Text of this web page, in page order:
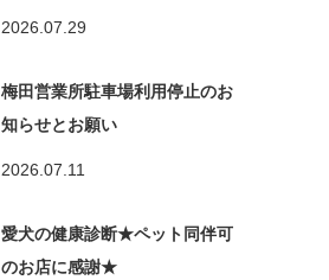
2026.07.29
梅田営業所駐車場利用停止のお
知らせとお願い
2026.07.11
愛犬の健康診断★ペット同伴可
のお店に感謝★